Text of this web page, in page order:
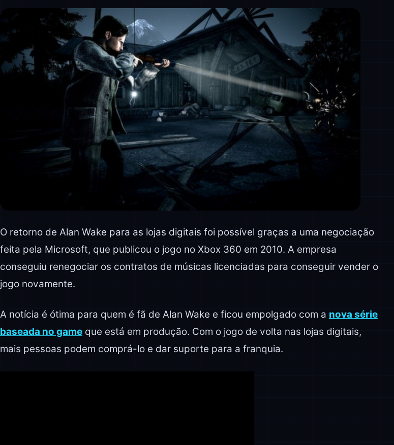
O retorno de Alan Wake para as lojas digitais foi possível graças a uma negociação
feita pela Microsoft, que publicou o jogo no Xbox 360 em 2010. A empresa
conseguiu renegociar os contratos de músicas licenciadas para conseguir vender o
jogo novamente.
A notícia é ótima para quem é fã de Alan Wake e ficou empolgado com a nova série
baseada no game que está em produção. Com o jogo de volta nas lojas digitais,
mais pessoas podem comprá-lo e dar suporte para a franquia.